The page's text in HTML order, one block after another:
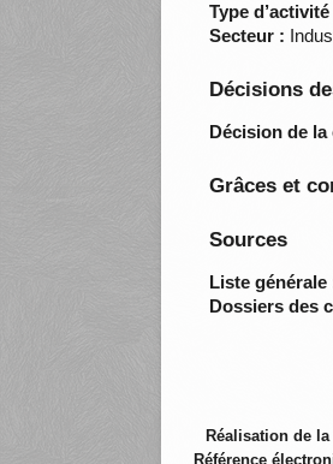
Type d’activité
Secteur :
Décisions
Décision de
Grâces et
Sources
Liste générale
Dossiers des
Réalisation de
Référence